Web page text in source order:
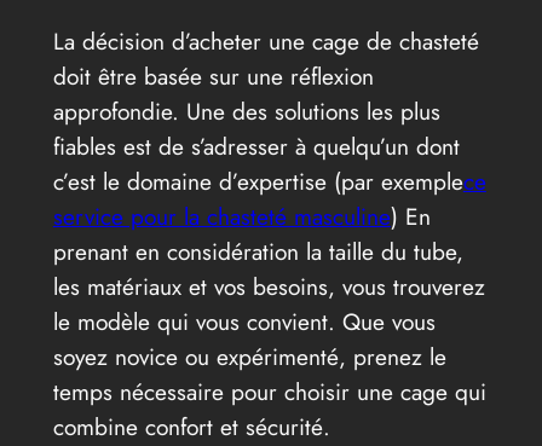
La décision d’acheter une cage de chasteté
doit être basée sur une réflexion
approfondie. Une des solutions les plus
fiables est de s’adresser à quelqu’un dont
c’est le domaine d’expertise (par exemplece
service pour la chasteté masculine) En
prenant en considération la taille du tube,
les matériaux et vos besoins, vous trouverez
le modèle qui vous convient. Que vous
soyez novice ou expérimenté, prenez le
temps nécessaire pour choisir une cage qui
combine confort et sécurité.